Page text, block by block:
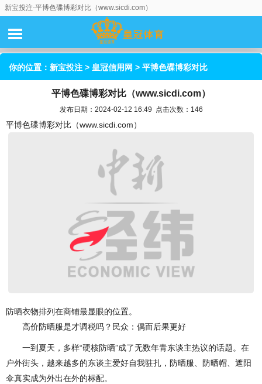
新宝投注-平博色碟博彩对比（www.sicdi.com）
你的位置： 新宝投注 > 皇冠信用网 > 平博色碟博彩对比
（www.sicdi.com）平博色碟博彩对比（www.sicdi.com）
发布日期：2024-02-12 16:49 点击次数：146
平博色碟博彩对比（www.sicdi.com）
防晒衣物排列在商铺最显眼的位置。
高价防晒服是才调税吗？民众：偶而后果更好
一到夏天，多样“硬核防晒”成了无数年青东谈主热议的话题。在
户外街头，越来越多的东谈主爱好自我驻扎，防晒服、防晒帽、遮阳
伞真实成为外出在外的标配。